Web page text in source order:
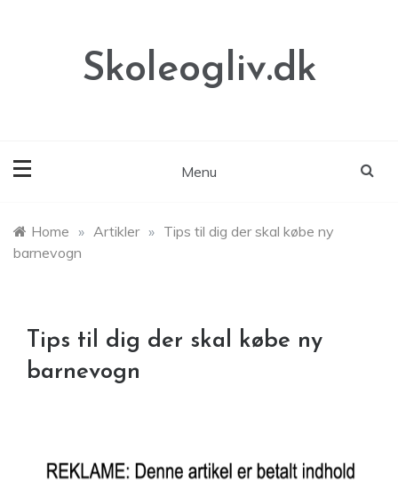
Skoleogliv.dk
Menu
Home » Artikler » Tips til dig der skal købe ny
barnevogn
Tips til dig der skal købe ny
barnevogn